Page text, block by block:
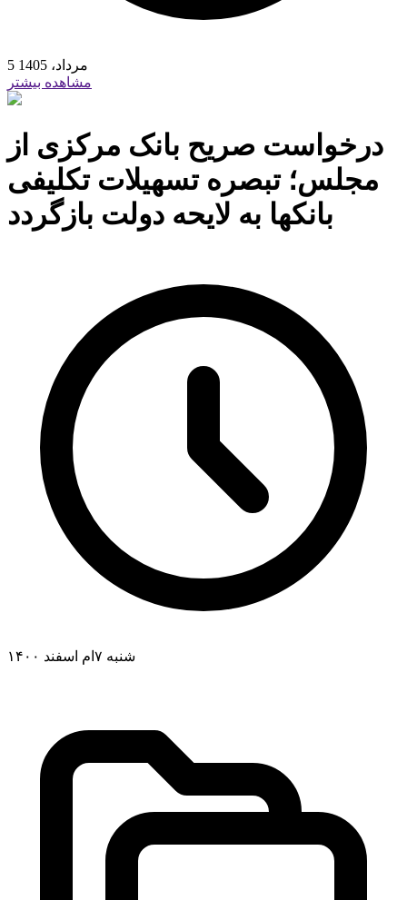
5 مرداد، 1405
مشاهده بیشتر
درخواست صریح بانک مرکزی از
مجلس؛ تبصره تسهیلات تکلیفی
بانکها به لایحه دولت بازگردد
شنبه ۷ام اسفند ۱۴۰۰